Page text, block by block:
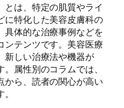
は、特定の肌質やライ
に特化した美容皮膚科の
具体的な治療事例などを
ンテンツです。美容医療
新しい治療法や機器が
属性別のコラムでは、
から、読者の関心が高い